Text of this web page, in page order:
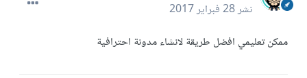
نشر28 فبراير 2017
ممكن تعليمي افضل طريقة لانشاء مدونة احترافية